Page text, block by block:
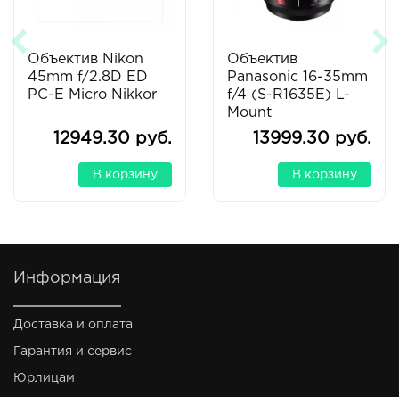
Объектив Nikon
45mm f/2.8D ED
PC-E Micro Nikkor
12949.30 руб.
В корзину
Объектив
Panasonic 16-35mm
f/4 (S-R1635E) L-
Mount
13999.30 руб.
В корзину
Информация
Доставка и оплата
Гарантия и сервис
Юрлицам